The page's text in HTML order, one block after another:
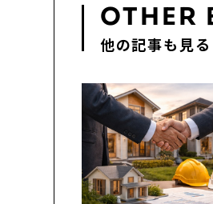
OTHER
他の記事も見る